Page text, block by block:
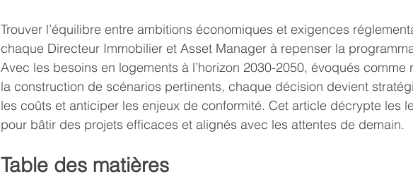
Trouver l’équilibre entre ambitions économiques et exigences
chaque Directeur Immobilier et Asset Manager à repenser la
Avec les besoins en logements à l’horizon 2030-2050, évoqués
la construction de scénarios pertinents, chaque décision devient
les coûts et anticiper les enjeux de conformité. Cet article décrypte les
pour bâtir des projets efficaces et alignés avec les attentes de demain.
Table des matières